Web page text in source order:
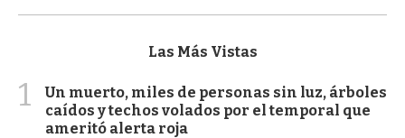
Las Más Vistas
1
Un muerto, miles de personas sin luz, árboles
caídos y techos volados por el temporal que
ameritó alerta roja